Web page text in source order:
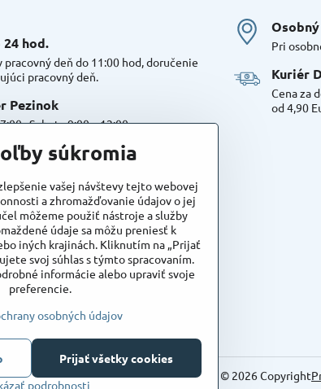
hod​.
pracovný deň do 11:00 hod, doručenie
pracovný deň.
Pezinok
, Sobota 9:00 – 12:00
možnosť doplniť objednávku alebo
mieste. Odborné poradenstvo
máme skutočne na sklade
odberu, alebo na odoslanie!
Pri
Kuriér
Cena za
od 4,90
© 2026Copyright
súkromia
vašej návštevy tejto webovej
a zhromažďovanie údajov o jej
môžeme použiť nástroje a služby
údaje sa môžu preniesť k
iných krajinách. Kliknutím na „Prijať
svoj súhlas s týmto spracovaním.
informácie alebo upraviť svoje
preferencie.
osobných údajov
podrobnosti
Prijať všetky cookies